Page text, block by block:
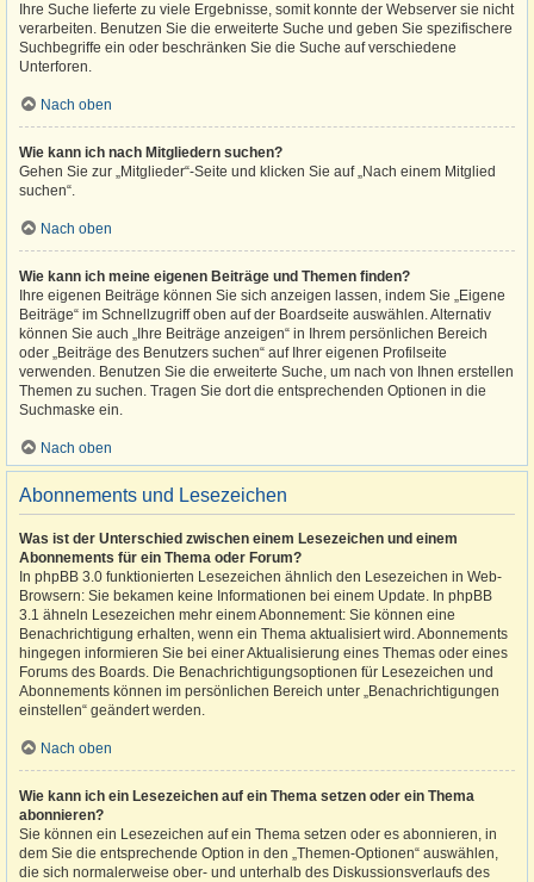
Ihre Suche lieferte zu viele Ergebnisse, somit konnte der Webserver sie nicht
verarbeiten. Benutzen Sie die erweiterte Suche und geben Sie spezifischere
Suchbegriffe ein oder beschränken Sie die Suche auf verschiedene
Unterforen.
Nach oben
Wie kann ich nach Mitgliedern suchen?
Gehen Sie zur „Mitglieder“-Seite und klicken Sie auf „Nach einem Mitglied
suchen“.
Nach oben
Wie kann ich meine eigenen Beiträge und Themen finden?
Ihre eigenen Beiträge können Sie sich anzeigen lassen, indem Sie „Eigene
Beiträge“ im Schnellzugriff oben auf der Boardseite auswählen. Alternativ
können Sie auch „Ihre Beiträge anzeigen“ in Ihrem persönlichen Bereich
oder „Beiträge des Benutzers suchen“ auf Ihrer eigenen Profilseite
verwenden. Benutzen Sie die erweiterte Suche, um nach von Ihnen erstellen
Themen zu suchen. Tragen Sie dort die entsprechenden Optionen in die
Suchmaske ein.
Nach oben
Abonnements und Lesezeichen
Was ist der Unterschied zwischen einem Lesezeichen und einem
Abonnements für ein Thema oder Forum?
In phpBB 3.0 funktionierten Lesezeichen ähnlich den Lesezeichen in Web-
Browsern: Sie bekamen keine Informationen bei einem Update. In phpBB
3.1 ähneln Lesezeichen mehr einem Abonnement: Sie können eine
Benachrichtigung erhalten, wenn ein Thema aktualisiert wird. Abonnements
hingegen informieren Sie bei einer Aktualisierung eines Themas oder eines
Forums des Boards. Die Benachrichtigungsoptionen für Lesezeichen und
Abonnements können im persönlichen Bereich unter „Benachrichtigungen
einstellen“ geändert werden.
Nach oben
Wie kann ich ein Lesezeichen auf ein Thema setzen oder ein Thema
abonnieren?
Sie können ein Lesezeichen auf ein Thema setzen oder es abonnieren, in
dem Sie die entsprechende Option in den „Themen-Optionen“ auswählen,
die sich normalerweise ober- und unterhalb des Diskussionsverlaufs des